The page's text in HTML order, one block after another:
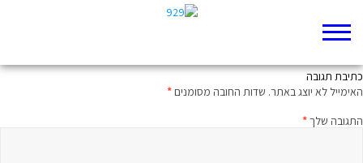
כתיבת תגובה
האימייל לא יוצג באתר. שדות החובה מסומנים*
התגובה שלך*